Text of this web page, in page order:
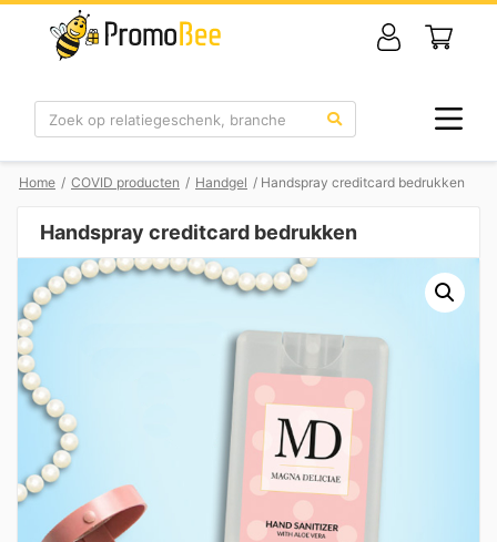
Zoek
Home / COVID producten / Handgel / Handspray creditcard bedrukken
Handspray creditcard bedrukken